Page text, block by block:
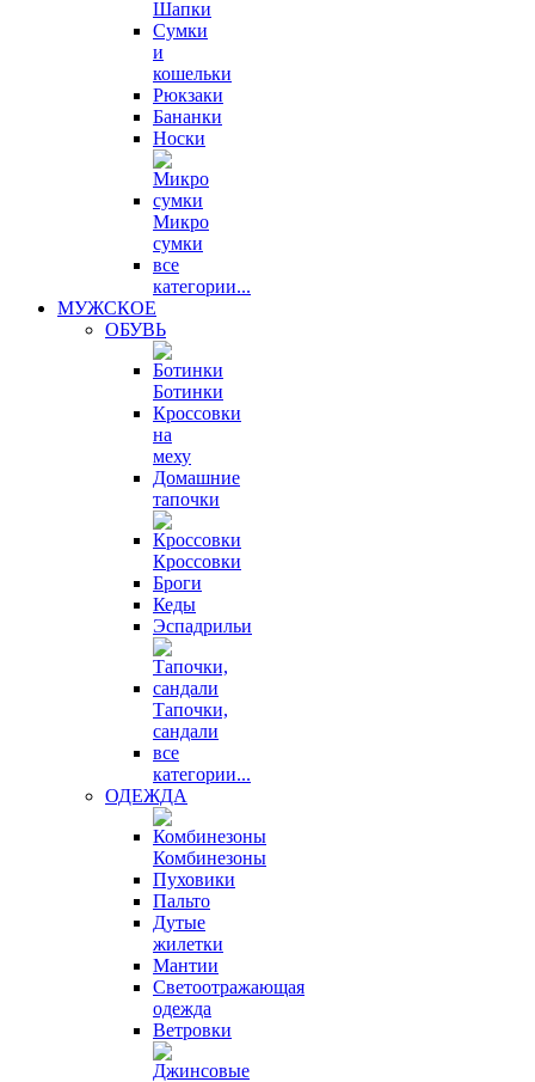
Шапки
Сумки
и
кошельки
Рюкзаки
Бананки
Носки
Микро
сумки
все
категории...
МУЖСКОЕ
ОБУВЬ
Ботинки
Кроссовки
на
меху
Домашние
тапочки
Кроссовки
Броги
Кеды
Эспадрильи
Тапочки,
сандали
все
категории...
ОДЕЖДА
Комбинезоны
Пуховики
Пальто
Дутые
жилетки
Мантии
Светоотражающая
одежда
Ветровки